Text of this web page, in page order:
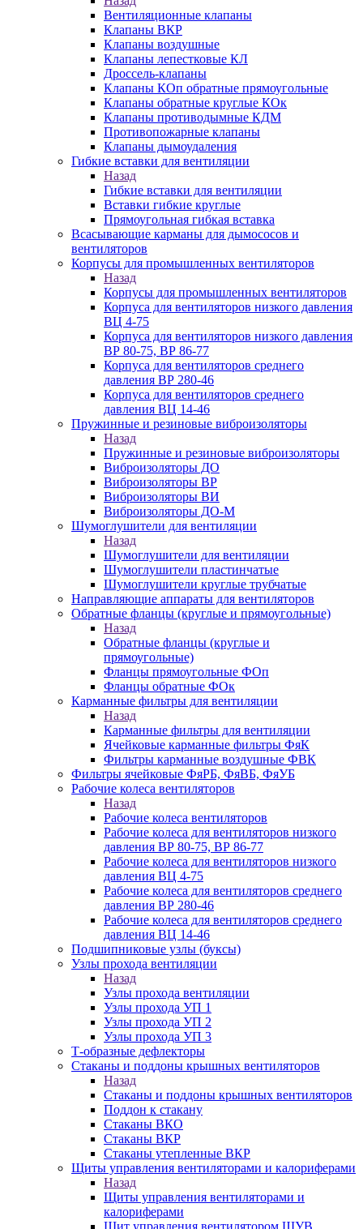
Вентиляционные клапаны
Клапаны ВКР
Клапаны воздушные
Клапаны лепестковые КЛ
Дроссель-клапаны
Клапаны КОп обратные прямоугольные
Клапаны обратные круглые КОк
Клапаны противодымные КДМ
Противопожарные клапаны
Клапаны дымоудаления
Гибкие вставки для вентиляции
Назад
Гибкие вставки для вентиляции
Вставки гибкие круглые
Прямоугольная гибкая вставка
Всасывающие карманы для дымососов и
вентиляторов
Корпусы для промышленных вентиляторов
Назад
Корпусы для промышленных вентиляторов
Корпуса для вентиляторов низкого давления
ВЦ 4-75
Корпуса для вентиляторов низкого давления
ВР 80-75, ВР 86-77
Корпуса для вентиляторов среднего
давления ВР 280-46
Корпуса для вентиляторов среднего
давления ВЦ 14-46
Пружинные и резиновые виброизоляторы
Назад
Пружинные и резиновые виброизоляторы
Виброизоляторы ДО
Виброизоляторы ВР
Виброизоляторы ВИ
Виброизоляторы ДО-М
Шумоглушители для вентиляции
Назад
Шумоглушители для вентиляции
Шумоглушители пластинчатые
Шумоглушители круглые трубчатые
Направляющие аппараты для вентиляторов
Обратные фланцы (круглые и прямоугольные)
Назад
Обратные фланцы (круглые и
прямоугольные)
Фланцы прямоугольные ФОп
Фланцы обратные ФОк
Карманные фильтры для вентиляции
Назад
Карманные фильтры для вентиляции
Ячейковые карманные фильтры ФяК
Фильтры карманные воздушные ФВК
Фильтры ячейковые ФяРБ, ФяВБ, ФяУБ
Рабочие колеса вентиляторов
Назад
Рабочие колеса вентиляторов
Рабочие колеса для вентиляторов низкого
давления ВР 80-75, ВР 86-77
Рабочие колеса для вентиляторов низкого
давления ВЦ 4-75
Рабочие колеса для вентиляторов среднего
давления ВР 280-46
Рабочие колеса для вентиляторов среднего
давления ВЦ 14-46
Подшипниковые узлы (буксы)
Узлы прохода вентиляции
Назад
Узлы прохода вентиляции
Узлы прохода УП 1
Узлы прохода УП 2
Узлы прохода УП 3
Т-образные дефлекторы
Стаканы и поддоны крышных вентиляторов
Назад
Стаканы и поддоны крышных вентиляторов
Поддон к стакану
Стаканы ВКО
Стаканы ВКР
Стаканы утепленные ВКР
Щиты управления вентиляторами и калориферами
Назад
Щиты управления вентиляторами и
калориферами
Щит управления вентилятором ЩУВ